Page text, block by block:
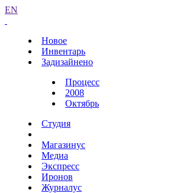
EN
Новое
Инвентарь
Задизайнено
Процесс
2008
Октябрь
Студия
Магазинус
Медиа
Экспресс
Иронов
Журналус